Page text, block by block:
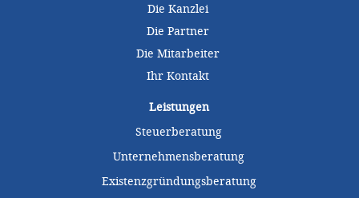
Die Kanzlei
Die Partner
Die Mitarbeiter
Ihr Kontakt
Leistungen
Steuerberatung
Unternehmensberatung
Existenzgründungsberatung